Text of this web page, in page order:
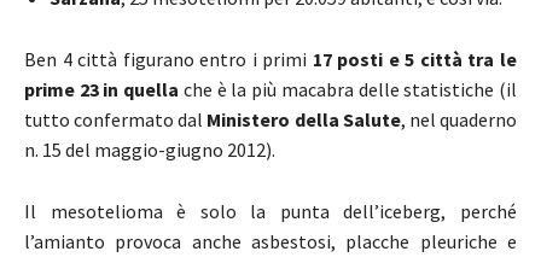
Ben 4 città figurano entro i primi 17 posti e 5 città tra le
prime 23 in quella che è la più macabra delle statistiche (il
tutto confermato dal Ministero della Salute, nel quaderno
n. 15 del maggio-giugno 2012).
Il mesotelioma è solo la punta dell’iceberg, perché
l’amianto provoca anche asbestosi, placche pleuriche e